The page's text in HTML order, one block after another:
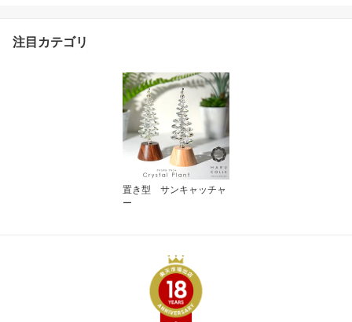
注目カテゴリ
置き型 サンキャッチャ
ー